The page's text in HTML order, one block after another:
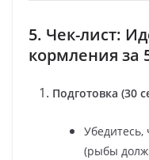
5. Чек-лист:
кормления за
Подготовка (30
Убедитесь,
(рыбы